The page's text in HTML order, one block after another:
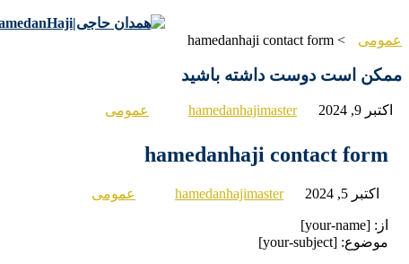
عمومی
>
hamedanhaji contact form
hamedanhaji contact form
اکتبر 5, 2024 hamedanhajimaster عمومی
از: [your-name]
موضوع: [your-subject]
ممکن است دوست داشته باشید
اکتبر 9, 2024 hamedanhajimaster عمومی